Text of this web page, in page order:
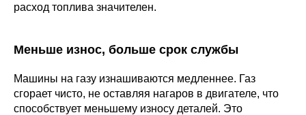
расход топлива значителен.
Меньше износ, больше срок службы
Машины на газу изнашиваются медленнее. Газ
сгорает чисто, не оставляя нагаров в двигателе, что
способствует меньшему износу деталей. Это